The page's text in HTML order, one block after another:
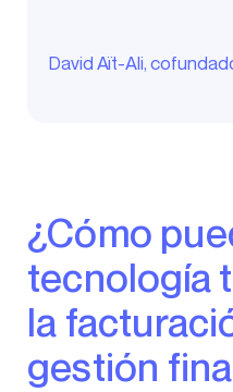
David Aït-Ali,
¿Cómo puede la
tecnología
la
gestión